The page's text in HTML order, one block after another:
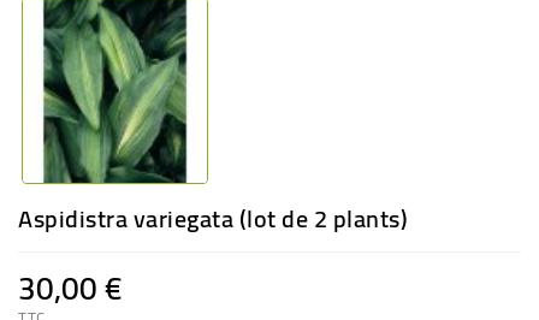
OFFRES
SPÉCIALES
PLANTES
PARFUMÉES
Aspidistra variegata (lot de 2 plants)
30,00 €